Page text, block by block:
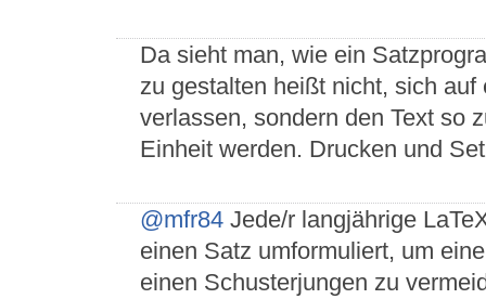
Da sieht man, wie ein
zu gestalten heißt nicht, sich
verlassen, sondern den Text so
Einheit werden. Drucken und
@mfr84 Jede/r langjährige
einen Satz umformuliert, um
einen Schusterjungen zu